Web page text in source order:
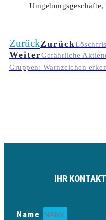
Umgehungsgeschäfte,
ZurückZurück
WeiterGefährliche
Gruppen: Warnzeichen
IHR
Name